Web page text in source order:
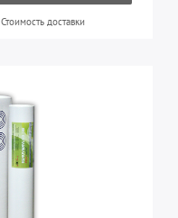
Стоимость доставки